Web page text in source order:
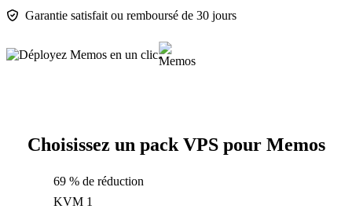
Garantie satisfait ou remboursé de 30 jours
Choisissez un pack VPS pour Memos
69 % de réduction
KVM 1